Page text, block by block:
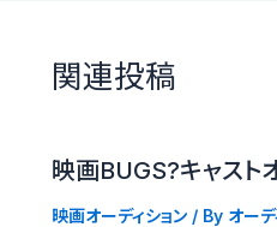
関連投稿
映画BUGS?キャスト
映画オーディション/ By オー